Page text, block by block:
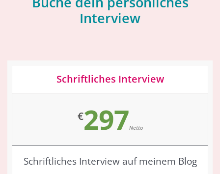
Interview
Schriftliches Interview
€297Netto
Schriftliches Interview auf meinem Blog